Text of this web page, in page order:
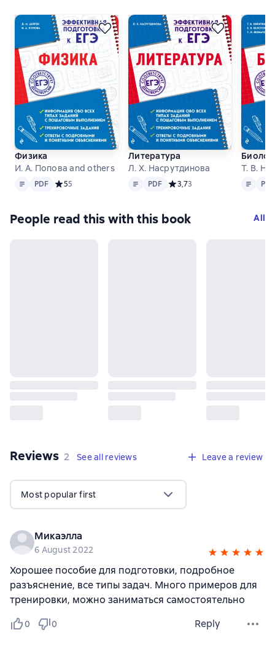
Физика
И. А. Попова and others
Text PDF
PDF Средний рейтинг 5 на основе 5 оценок
55
Литература
Л. Х. Насрутдинова
Text PDF
PDF Средний рейтинг 3,7 на
3,73
Т. В.
Text PDF
PDF
People read this with this book All
Reviews 2 reviews
2 See all reviews Leave a review
Most popular first
Микаэлла
6 August 2022
Хорошее пособие для подготовки, подробное
разъяснение, все типы задач. Много примеров для
тренировки, можно заниматься самостоятельно
0 0 Reply